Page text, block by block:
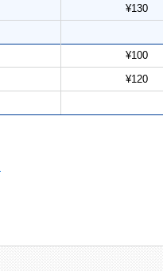
¥130
¥100
¥120